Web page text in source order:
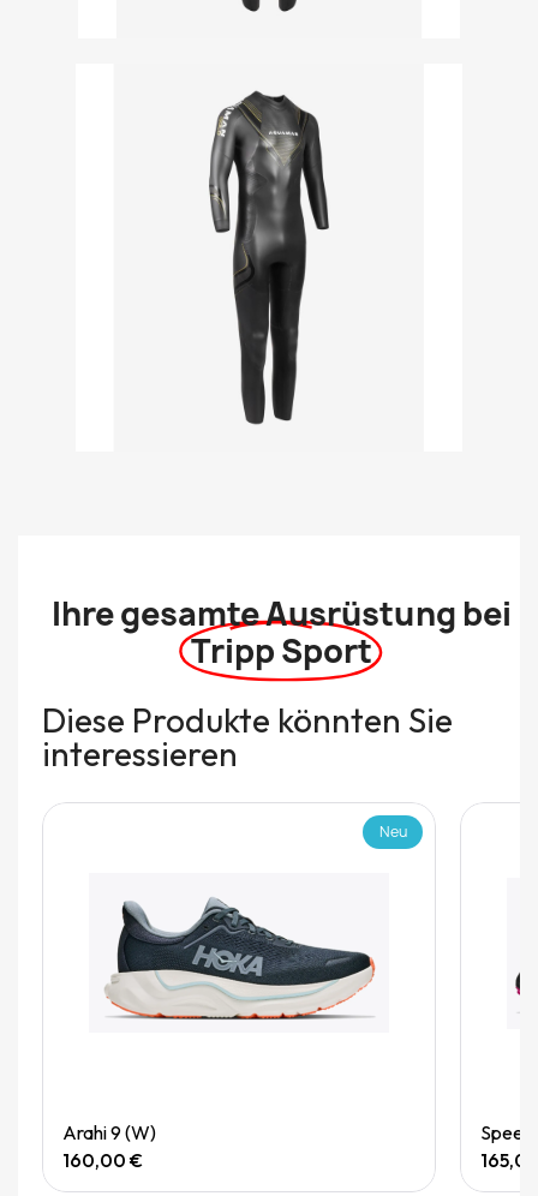
Ihre gesamte Ausrüstung bei
Tripp Sport
Diese Produkte könnten Sie
interessieren
Neu
Arahi 9 (W)
160,00 €